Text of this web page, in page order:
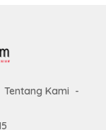
Tentang Kami